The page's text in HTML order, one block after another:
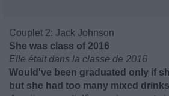
Couplet 2: Jack Johnson
She was class of 2016
Elle était dans la classe de 2016
Would've been graduated only if
but she had too many mixed drinks